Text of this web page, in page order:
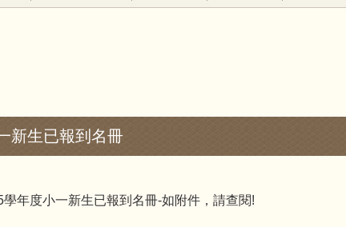
新生已報到名冊
年度小一新生已報到名冊-如附件，請查閱!